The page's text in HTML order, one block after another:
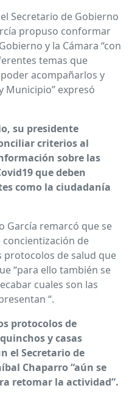
Secretario de Gobierno
propuso conformar
y la Cámara “con
temas que
acompañarlos y
Municipio” expresó
su presidente
criterios al
sobre las
que deben
como la ciudadanía
García remarcó que se
concientización de
de salud que
“para ello también se
cuales son las
“.
protocolos de
y casas
el Secretario de
Chaparro “aún se
retomar la actividad”.